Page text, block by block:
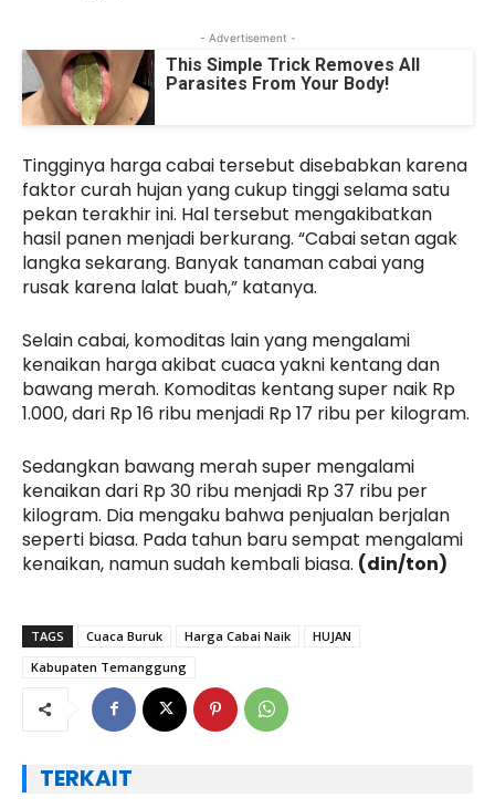
- Advertisement -
This Simple Trick Removes All
Parasites From Your Body!
Tingginya harga cabai tersebut disebabkan karena
faktor curah hujan yang cukup tinggi selama satu
pekan terakhir ini. Hal tersebut mengakibatkan
hasil panen menjadi berkurang. “Cabai setan agak
langka sekarang. Banyak tanaman cabai yang
rusak karena lalat buah,” katanya.
Selain cabai, komoditas lain yang mengalami
kenaikan harga akibat cuaca yakni kentang dan
bawang merah. Komoditas kentang super naik Rp
1.000, dari Rp 16 ribu menjadi Rp 17 ribu per kilogram.
Sedangkan bawang merah super mengalami
kenaikan dari Rp 30 ribu menjadi Rp 37 ribu per
kilogram. Dia mengaku bahwa penjualan berjalan
seperti biasa. Pada tahun baru sempat mengalami
kenaikan, namun sudah kembali biasa. (din/ton)
TAGS Cuaca Buruk Harga Cabai Naik
HUJAN
Kabupaten Temanggung
TERKAIT